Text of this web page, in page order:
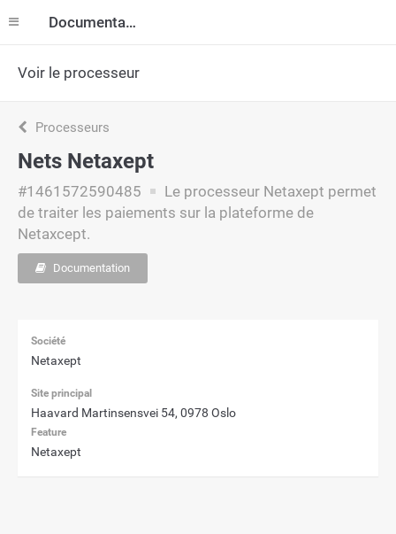
Documentation
Voir le processeur
Processeurs
Nets Netaxept
#1461572590485
Le processeur Netaxept permet
de traiter les paiements sur la plateforme de
Netaxcept.
Documentation
Société
Netaxept
Site principal
Haavard Martinsensvei 54, 0978 Oslo
Feature
Netaxept